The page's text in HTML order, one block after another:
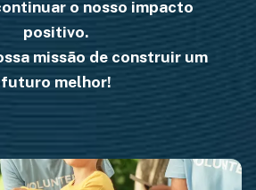
o nosso impacto
positivo.
missão de construir um
futuro melhor!